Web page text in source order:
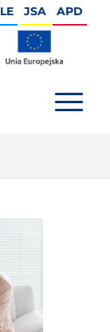
JSA APD